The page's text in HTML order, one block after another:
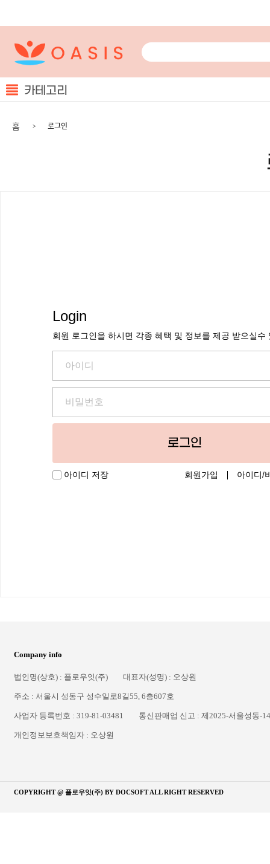
카테고리
홈 로그인
Login
회원 로그인을 하시면 각종 혜택 및 정보를 제공 받으실수
로그인
아이디 저장 회원가입 아이디/
Company info
법인명(상호) : 플로우잇(주) 대표자(성명) : 오상원
주소 : 서울시 성동구 성수일로8길55, 6층607호
사업자 등록번호 : 319-81-03481 통신판매업 신고 : 제2025-서울성동-
개인정보보호책임자 : 오상원
COPYRIGHT @ 플로우잇(주) BY DOCSOFTALL RIGHT RESERVED